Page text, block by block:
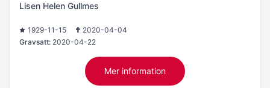
Lisen Helen Gullmes
1929-11-15
2020-04-04
Gravsatt: 2020-04-22
Mer information